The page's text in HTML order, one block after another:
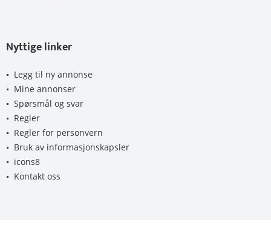
Nyttige linker
Legg til ny annonse
Mine annonser
Spørsmål og svar
Regler
Regler for personvern
Bruk av informasjonskapsler
icons8
Kontakt oss